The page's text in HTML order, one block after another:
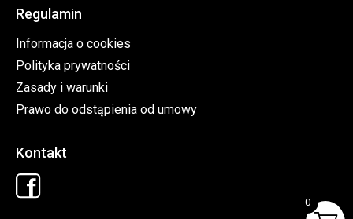
Regulamin
Informacja o cookies
Polityka prywatności
Zasady i warunki
Prawo do odstąpienia od umowy
Kontakt
0